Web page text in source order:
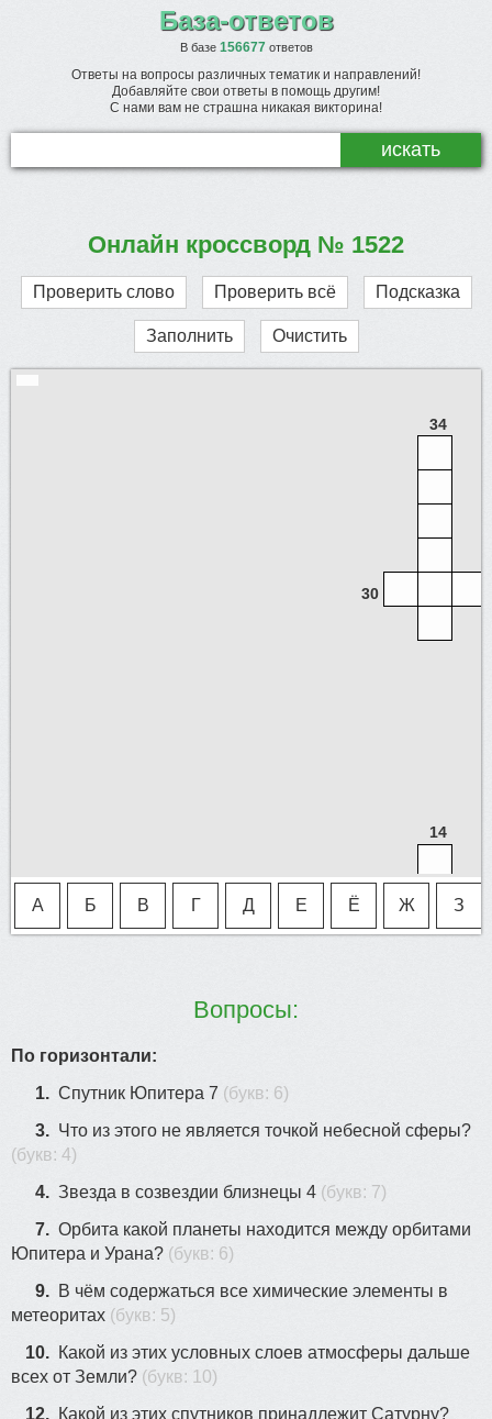
База-ответов
В базе 156677ответов
Ответы на вопросы различных тематик и направлений!
Добавляйте свои ответы в помощь другим!
С нами вам не страшна никакая викторина!
Онлайн кроссворд № 1522
Проверить слово Проверить всё Подсказка
Заполнить Очистить
А Б В Г Д Е Ё Ж З
34
30
14
11
8
9
6
25
Вопросы:
По горизонтали:
1. Спутник Юпитера 7 (букв: 6)
3. Что из этого не является точкой небесной сферы?
(букв: 4)
4. Звезда в созвездии близнецы 4 (букв: 7)
7. Орбита какой планеты находится между орбитами
Юпитера и Урана? (букв: 6)
9. В чём содержаться все химические элементы в
метеоритах (букв: 5)
10. Какой из этих условных слоев атмосферы дальше
всех от Земли? (букв: 10)
12. Какой из этих спутников принадлежит Сатурну?